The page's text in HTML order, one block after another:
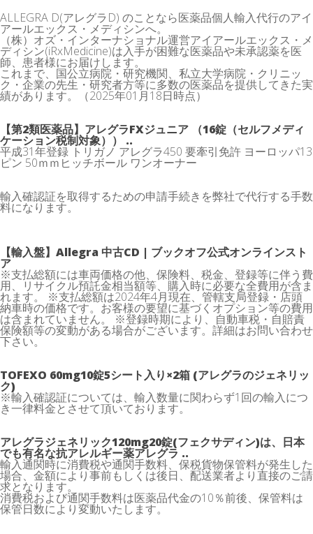
ALLEGRA D(アレグラD) のことなら医薬品個人輸入代行のアイ
アールエックス・メディシンへ。
（株）オズ・インターナショナル運営アイアールエックス・メ
ディシン(iRxMedicine)は入手が困難な医薬品や未承認薬を医
師、患者様にお届けします。
これまで、国公立病院・研究機関、私立大学病院・クリニッ
ク・企業の先生・研究者方等に多数の医薬品を提供してきた実
績があります。（2025年01月18日時点）
【第2類医薬品】アレグラFXジュニア （16錠（セルフメディ
ケーション税制対象）） ..
平成31年登録 トリガノ アレグラ450 要牽引免許 ヨーロッパ13
ピン 50ｍｍヒッチボール ワンオーナー
輸入確認証を取得するための申請手続きを弊社で代行する手数
料になります。
【輸入盤】Allegra 中古CD | ブックオフ公式オンラインスト
ア
※支払総額には車両価格の他、保険料、税金、登録等に伴う費
用、リサイクル預託金相当額等、購入時に必要な全費用が含ま
れます。 ※支払総額は2024年4月現在、管轄支局登録・店頭
納車時の価格です。お客様の要望に基づくオプション等の費用
は含まれていません。 ※登録時期により、自動車税・自賠責
保険額等の変動がある場合がございます。詳細はお問い合わせ
下さい。
TOFEXO 60mg10錠5シート入り×2箱 (アレグラのジェネリッ
ク)
※輸入確認証については、輸入数量に関わらず1回の輸入につ
き一律料金とさせて頂いております。
アレグラジェネリック120mg20錠(フェクサディン)は、 日本
でも有名な抗アレルギー薬アレグラ ..
輸入通関時に消費税や通関手数料、保税貨物保管料が発生した
場合、金額により事前もしくは後日、配送業者より直接のご請
求となります。
消費税および通関手数料は医薬品代金の10％前後、保管料は
保管日数により変動いたします。